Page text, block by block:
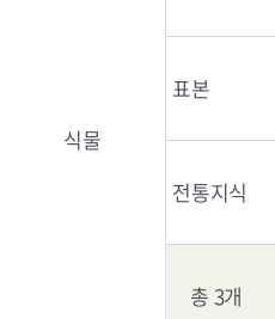
식물
표본
전통지식
총 3개